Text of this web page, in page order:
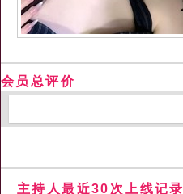
会员总评价
主持人最近30次上线记录